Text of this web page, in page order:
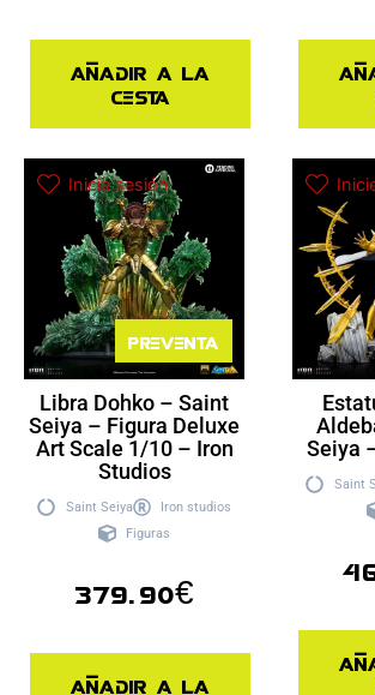
Añadir a la
cesta
Inicie sesión
Preventa
Libra Dohko – Saint
Seiya – Figura Deluxe
Art Scale 1/10 – Iron
Studios
Saint Seiya
Iron studios
Figuras
379.90€
Añadir a la
Seiya
Saint